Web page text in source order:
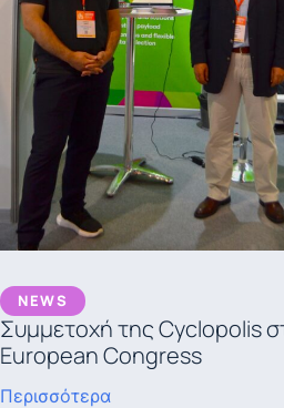
NEWS
Συμμετοχή της Cyclopolis
European Congress
Περισσότερα